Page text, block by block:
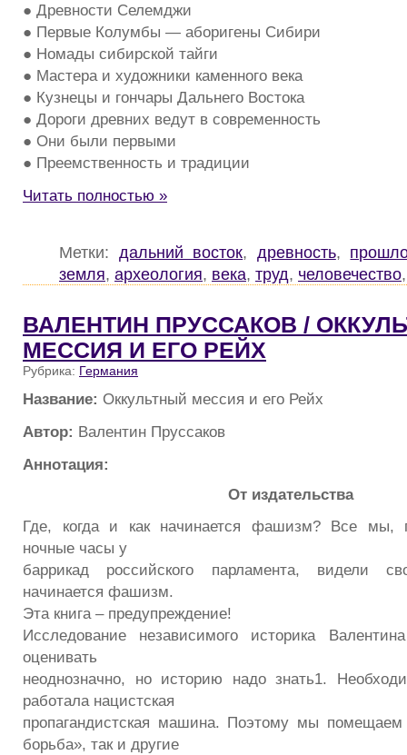
● Древности Селемджи
● Первые Колумбы — аборигены Сибири
● Номады сибирской тайги
● Мастера и художники каменного века
● Кузнецы и гончары Дальнего Востока
● Дороги древних ведут в современность
● Они были первыми
● Преемственность и традиции
Читать полностью »
Метки: дальний восток, древность,
земля, археология, века, труд, человечество
ВАЛЕНТИН ПРУССАКОВ /
МЕССИЯ И ЕГО РЕЙХ
Рубрика: Германия
Название: Оккультный мессия и его Рейх
Автор: Валентин Пруссаков
Аннотация:
От издательства
Где, когда и как начинается фашизм? Все мы,
ночные часы у
баррикад российского парламента, видели
начинается фашизм.
Эта книга – предупреждение!
Исследование независимого историка
оценивать
неоднозначно, но историю надо знать1.
работала нацистская
пропагандистская машина. Поэтому мы
борьба», так и другие